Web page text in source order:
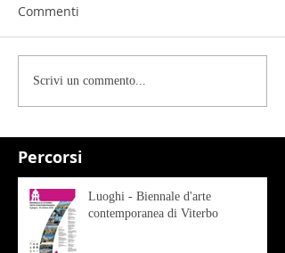
Percorsi
Commenti
Scrivi un commento...
Luoghi - Biennale d'arte
contemporanea di Viterbo